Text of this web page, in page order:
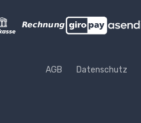
AGB Datenschutz